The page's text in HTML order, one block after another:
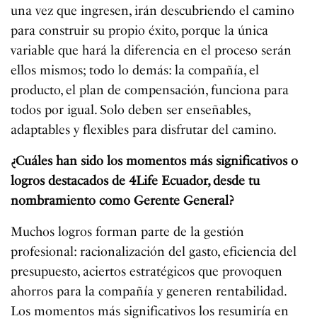
una vez que ingresen, irán descubriendo el camino
para construir su propio éxito, porque la única
variable que hará la diferencia en el proceso serán
ellos mismos; todo lo demás: la compañía, el
producto, el plan de compensación, funciona para
todos por igual. Solo deben ser enseñables,
adaptables y flexibles para disfrutar del camino.
¿Cuáles han sido los momentos más significativos o
logros destacados de 4Life Ecuador, desde tu
nombramiento como Gerente General?
Muchos logros forman parte de la gestión
profesional: racionalización del gasto, eficiencia del
presupuesto, aciertos estratégicos que provoquen
ahorros para la compañía y generen rentabilidad.
Los momentos más significativos los resumiría en